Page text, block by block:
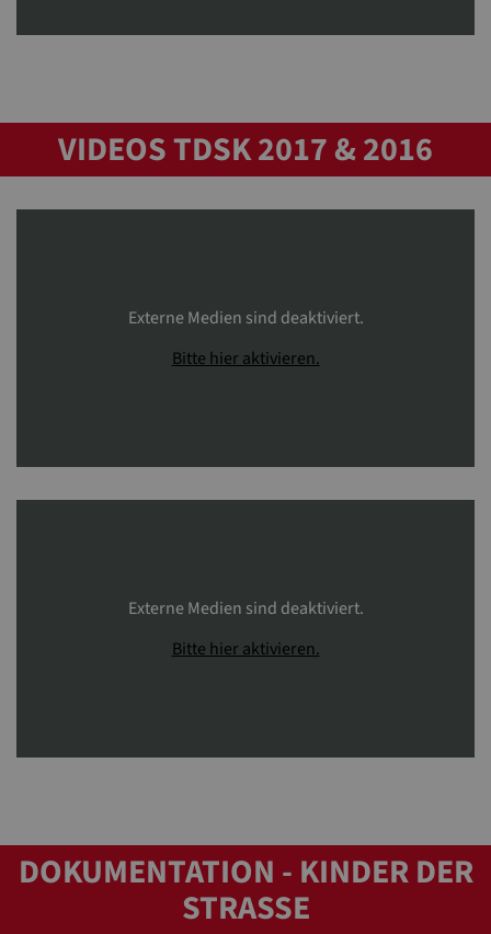
VIDEOS TDSK 2017 & 2016
Externe Medien sind deaktiviert.
Bitte hier aktivieren.
Externe Medien sind deaktiviert.
Bitte hier aktivieren.
DOKUMENTATION - KINDER DER
STRASSE